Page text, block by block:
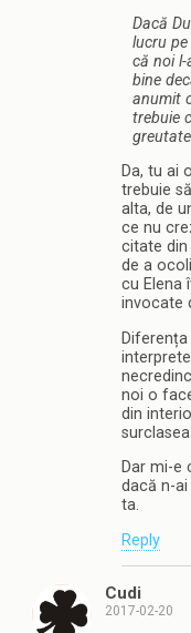
Dacă
lucru
că noi
bine
anumit
trebuie
Da, tu ai
trebuie
alta, de
ce nu
citate
de a
cu Elena
invocate
noi o
din
Dar mi-e
dacă n-
ta.
Reply
Cudi
2017-02-20